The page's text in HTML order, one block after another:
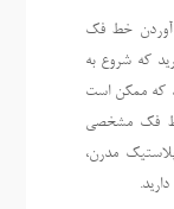
آوردن خط فک
که شروع به
که ممکن است
خط فک مشخصی
مدرن،